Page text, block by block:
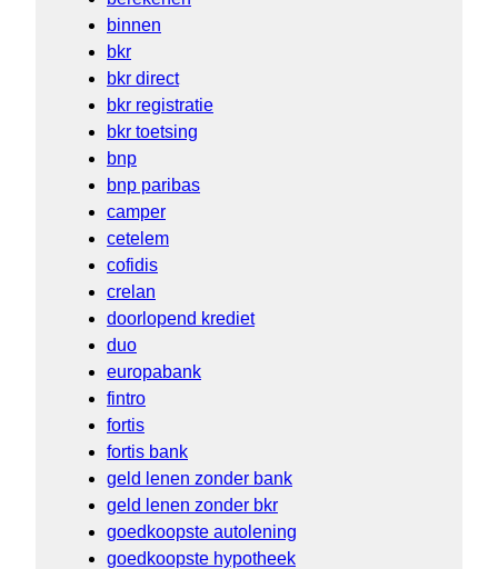
binnen
bkr
bkr direct
bkr registratie
bkr toetsing
bnp
bnp paribas
camper
cetelem
cofidis
crelan
doorlopend krediet
duo
europabank
fintro
fortis
fortis bank
geld lenen zonder bank
geld lenen zonder bkr
goedkoopste autolening
goedkoopste hypotheek